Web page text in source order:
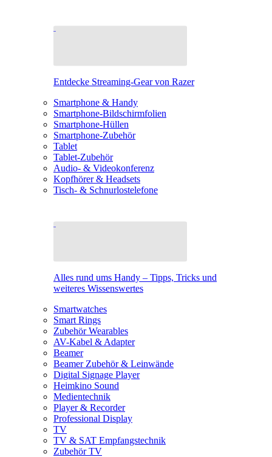
Entdecke Streaming-Gear von Razer
Smartphone & Handy
Smartphone-Bildschirmfolien
Smartphone-Hüllen
Smartphone-Zubehör
Tablet
Tablet-Zubehör
Audio- & Videokonferenz
Kopfhörer & Headsets
Tisch- & Schnurlostelefone
Alles rund ums Handy – Tipps, Tricks und
weiteres Wissenswertes
Smartwatches
Smart Rings
Zubehör Wearables
AV-Kabel & Adapter
Beamer
Beamer Zubehör & Leinwände
Digital Signage Player
Heimkino Sound
Medientechnik
Player & Recorder
Professional Display
TV
TV & SAT Empfangstechnik
Zubehör TV